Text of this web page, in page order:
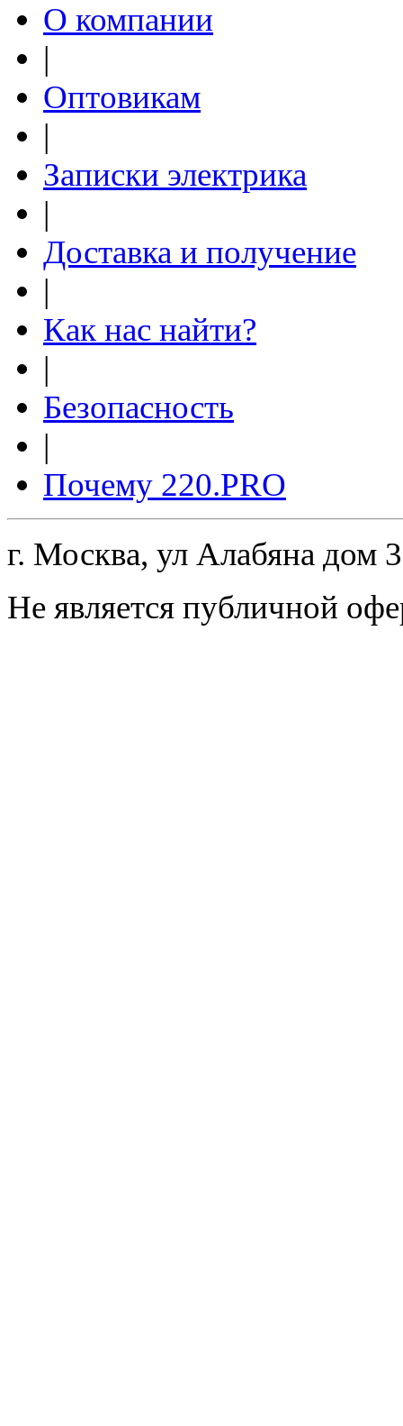
О компании
|
Оптовикам
|
Записки электрика
|
Доставка и получение
|
Как нас найти?
|
Безопасность
|
Почему 220.PRO
г. Москва, ул Алабяна дом
Не является публичной